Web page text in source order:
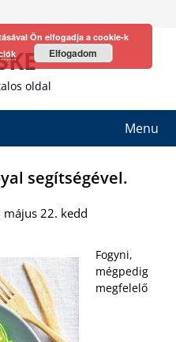
oldal
Menu
segítségével.
22. kedd
Fogyni,
mégpedig
megfelelő
Ön elfogadja a cookie-k
Elfogadom